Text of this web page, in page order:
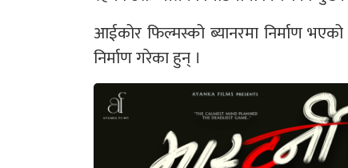
आईकोर फिल्मस्को ब्यानरमा निर्माण
निर्माण गरेका हुन् ।